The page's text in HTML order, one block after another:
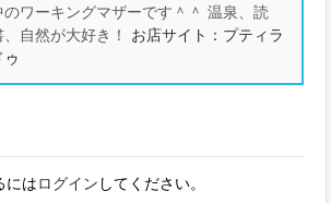
のワーキングマザーです＾＾ 温泉、読
、自然が大好き！ お店サイト：プティラ
ゥ
にはログイン してください。